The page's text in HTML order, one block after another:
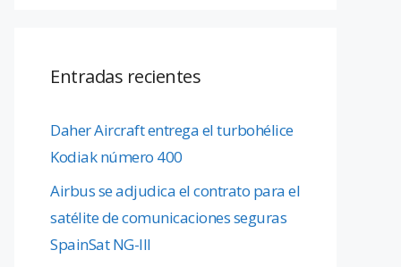
Entradas recientes
Daher Aircraft entrega el turbohélice
Kodiak número 400
Airbus se adjudica el contrato para el
satélite de comunicaciones seguras
SpainSat NG-III